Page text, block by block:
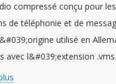
compressé conçu pour les
de téléphonie et de
utilisé en
avec l&#039;extension .vms
parole à l&#039;aide de la